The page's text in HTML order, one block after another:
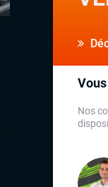
Nos